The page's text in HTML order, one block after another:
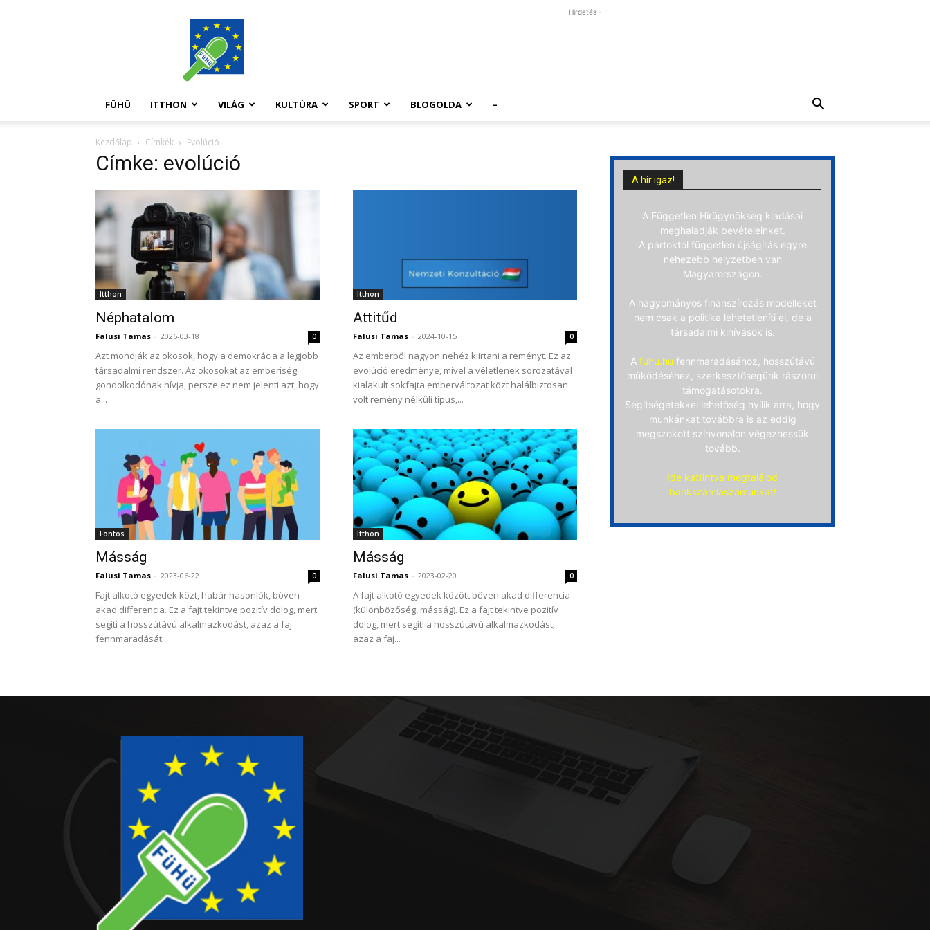
FüHü
- Hirdetés -
FÜHÜ ITTHON VILÁG KULTÚRA SPORT BLOGOLDA –
Kezdőlap Címkék Evolúció
Címke: evolúció
Itthon
Néphatalom
Falusi Tamas - 2026-03-18 0
Azt mondják az okosok, hogy a demokrácia a legjobb
társadalmi rendszer. Az okosokat az emberiség
gondolkodónak hívja, persze ez nem jelenti azt, hogy
a...
Itthon
Attitűd
Falusi Tamas - 2024-10-15 0
Az emberből nagyon nehéz kiirtani a reményt. Ez az
evolúció eredménye, mivel a véletlenek sorozatával
kialakult sokfajta emberváltozat közt halálbiztosan
volt remény nélküli típus,...
Fontos
Másság
Falusi Tamas - 2023-06-22 0
Fajt alkotó egyedek közt, habár hasonlók, bőven
akad differencia. Ez a fajt tekintve pozitív dolog, mert
segíti a hosszútávú alkalmazkodást, azaz a faj
fennmaradását...
Itthon
Másság
Falusi Tamas - 2023-02-20 0
A fajt alkotó egyedek között bőven akad differencia
(különbözőség, másság). Ez a fajt tekintve pozitív
dolog, mert segíti a hosszútávú alkalmazkodást,
azaz a faj...
A hír igaz!
A Független Hírügynökség kiadásai
meghaladják bevételeinket.
A pártoktól független újságírás egyre
nehezebb helyzetben van
Magyarországon.
A hagyományos finanszírozás modelleket
nem csak a politika lehetetleníti el, de a
társadalmi kihívások is.
A fuhu.hu fennmaradásához, hosszútávú
működéséhez, szerkesztőségünk rászorul
támogatásotokra.
Segítségetekkel lehetőség nyílik arra, hogy
munkánkat továbbra is az eddig
megszokott színvonalon végezhessük
tovább.
Ide kattintva megtalálod
bankszámlaszámunkat!